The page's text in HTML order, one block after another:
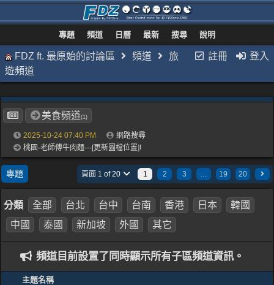
專題 頻道 日曆 最新 搜尋 說明
註冊 登入
FDZ ft. 最原始的討論區 頻道
旅
遊頻道
美食頻道(1)
2025-10-24 07:40 PM
網路搜尋
桃園-老師傅牛肉麵---[更新圖檔位置]!
專題 頁面 1 of 20 1 2 3 … 19 20
分類 全部 台北 台中 台南 香港 日本
韓國
中國
泰國 新加坡 外國 其它
頻道目前設置了同時顯示所有子區頻道資訊。
主題名稱